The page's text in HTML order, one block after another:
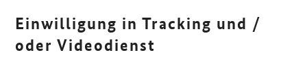
Einwilligung in Tracking und /
oder Videodienst